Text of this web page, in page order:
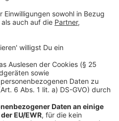
in der ZDF-Mediathek geht